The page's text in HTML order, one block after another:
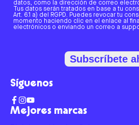
Mejores marcas
datos, como la dirección de correo
Tus datos serán tratados en base a tu
Art. 6.1 a) del RGPD. Puedes revocar tu
momento haciendo clic en el enlace al
electrónicos o enviando un correo a
Subscríbete
Síguenos